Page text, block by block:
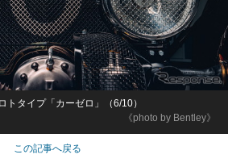
《photo by Bentley》
トタイプ「カーゼロ」（6/10）
この記事へ戻る